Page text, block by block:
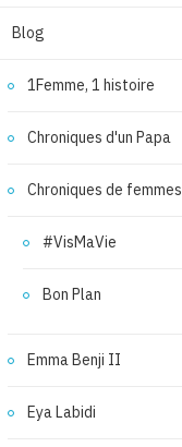
Blog
1Femme, 1 histoire
Chroniques d'un Papa
Chroniques de femmes
#VisMaVie
Bon Plan
Emma Benji II
Eya Labidi